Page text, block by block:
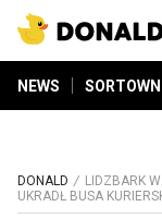
NEWS
DONALD
LIDZBARK
UKRADŁ BUSA